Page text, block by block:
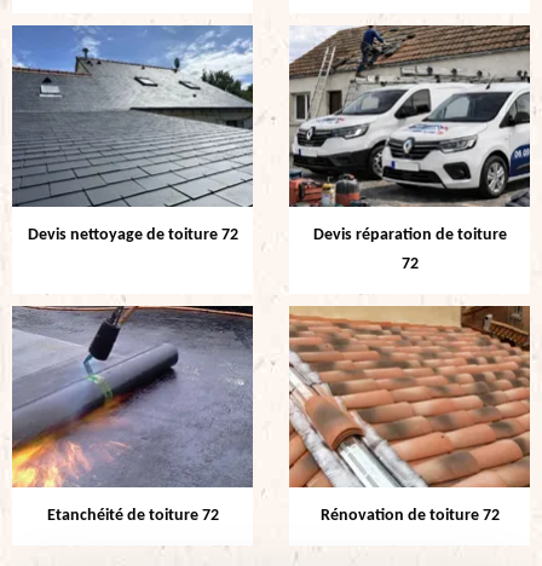
Devis nettoyage de toiture 72
Devis réparation de toiture
72
Etanchéité de toiture 72 Rénovation de toiture 72